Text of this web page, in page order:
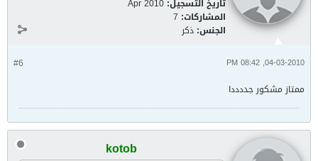
تاريخ التسجيل: Apr 2010
المشاركات: 7
الجنس: ذكر
#6 04-03-2010, 08:42 PM
ممتاز مشكور جددددا
kotob